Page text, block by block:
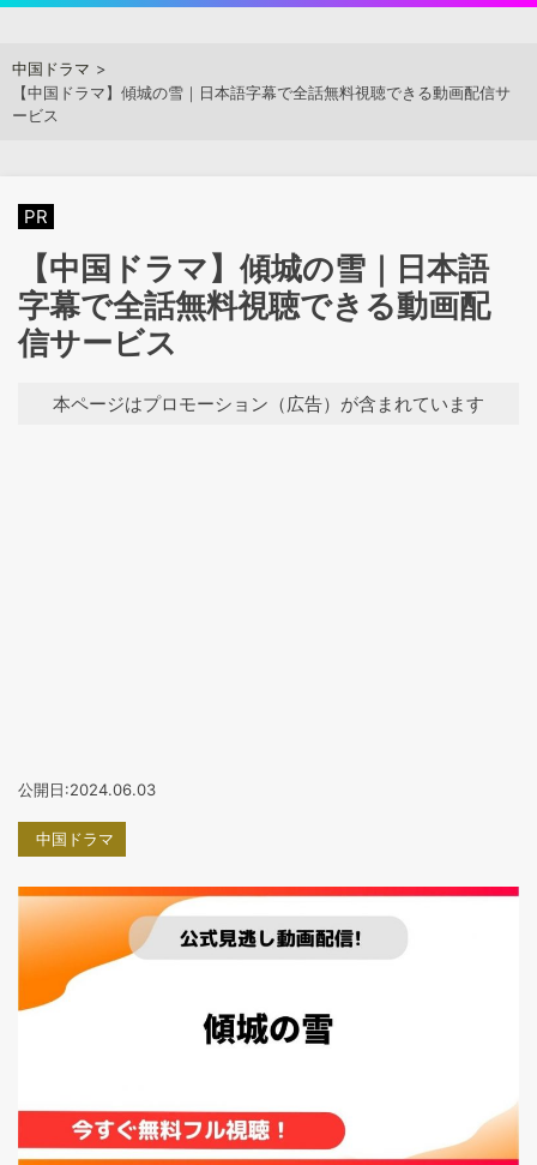
content
アジアンステージ
中国ドラマ
【中国ドラマ】傾城の雪｜日本語字幕で全話無料視聴できる動画配信サ
ービス
PR
【中国ドラマ】傾城の雪｜日本語
字幕で全話無料視聴できる動画配
信サービス
本ページはプロモーション（広告）が含まれています
公開日:2024.06.03
中国ドラマ